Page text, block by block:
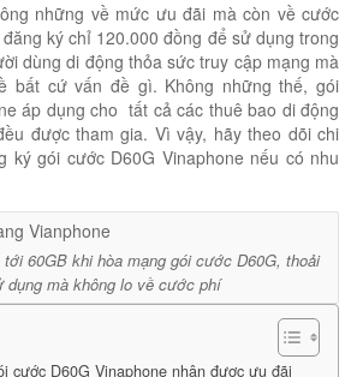
những về mức ưu đãi mà còn về cước
ký chỉ 120.000 đồng để sử dụng trong
dùng di động thỏa sức truy cập mạng mà
bất cứ vấn đề gì. Không những thế, gói
áp dụng cho tất cả các thuê bao di động
được tham gia. Vì vậy, hãy theo dõi chi
ký gói cước D60G Vinaphone nếu có nhu
60GB khi hòa mạng gói cước D60G, thoải
dụng mà không lo về cước phí
cước D60G Vinaphone nhận được ưu đãi